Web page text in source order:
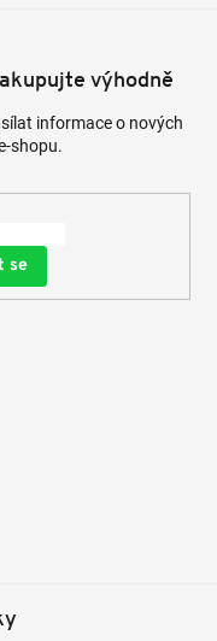
výhodně
informace o nových
shopu.
se